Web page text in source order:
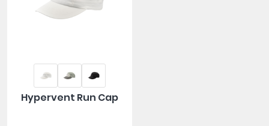
Hypervent Run Cap